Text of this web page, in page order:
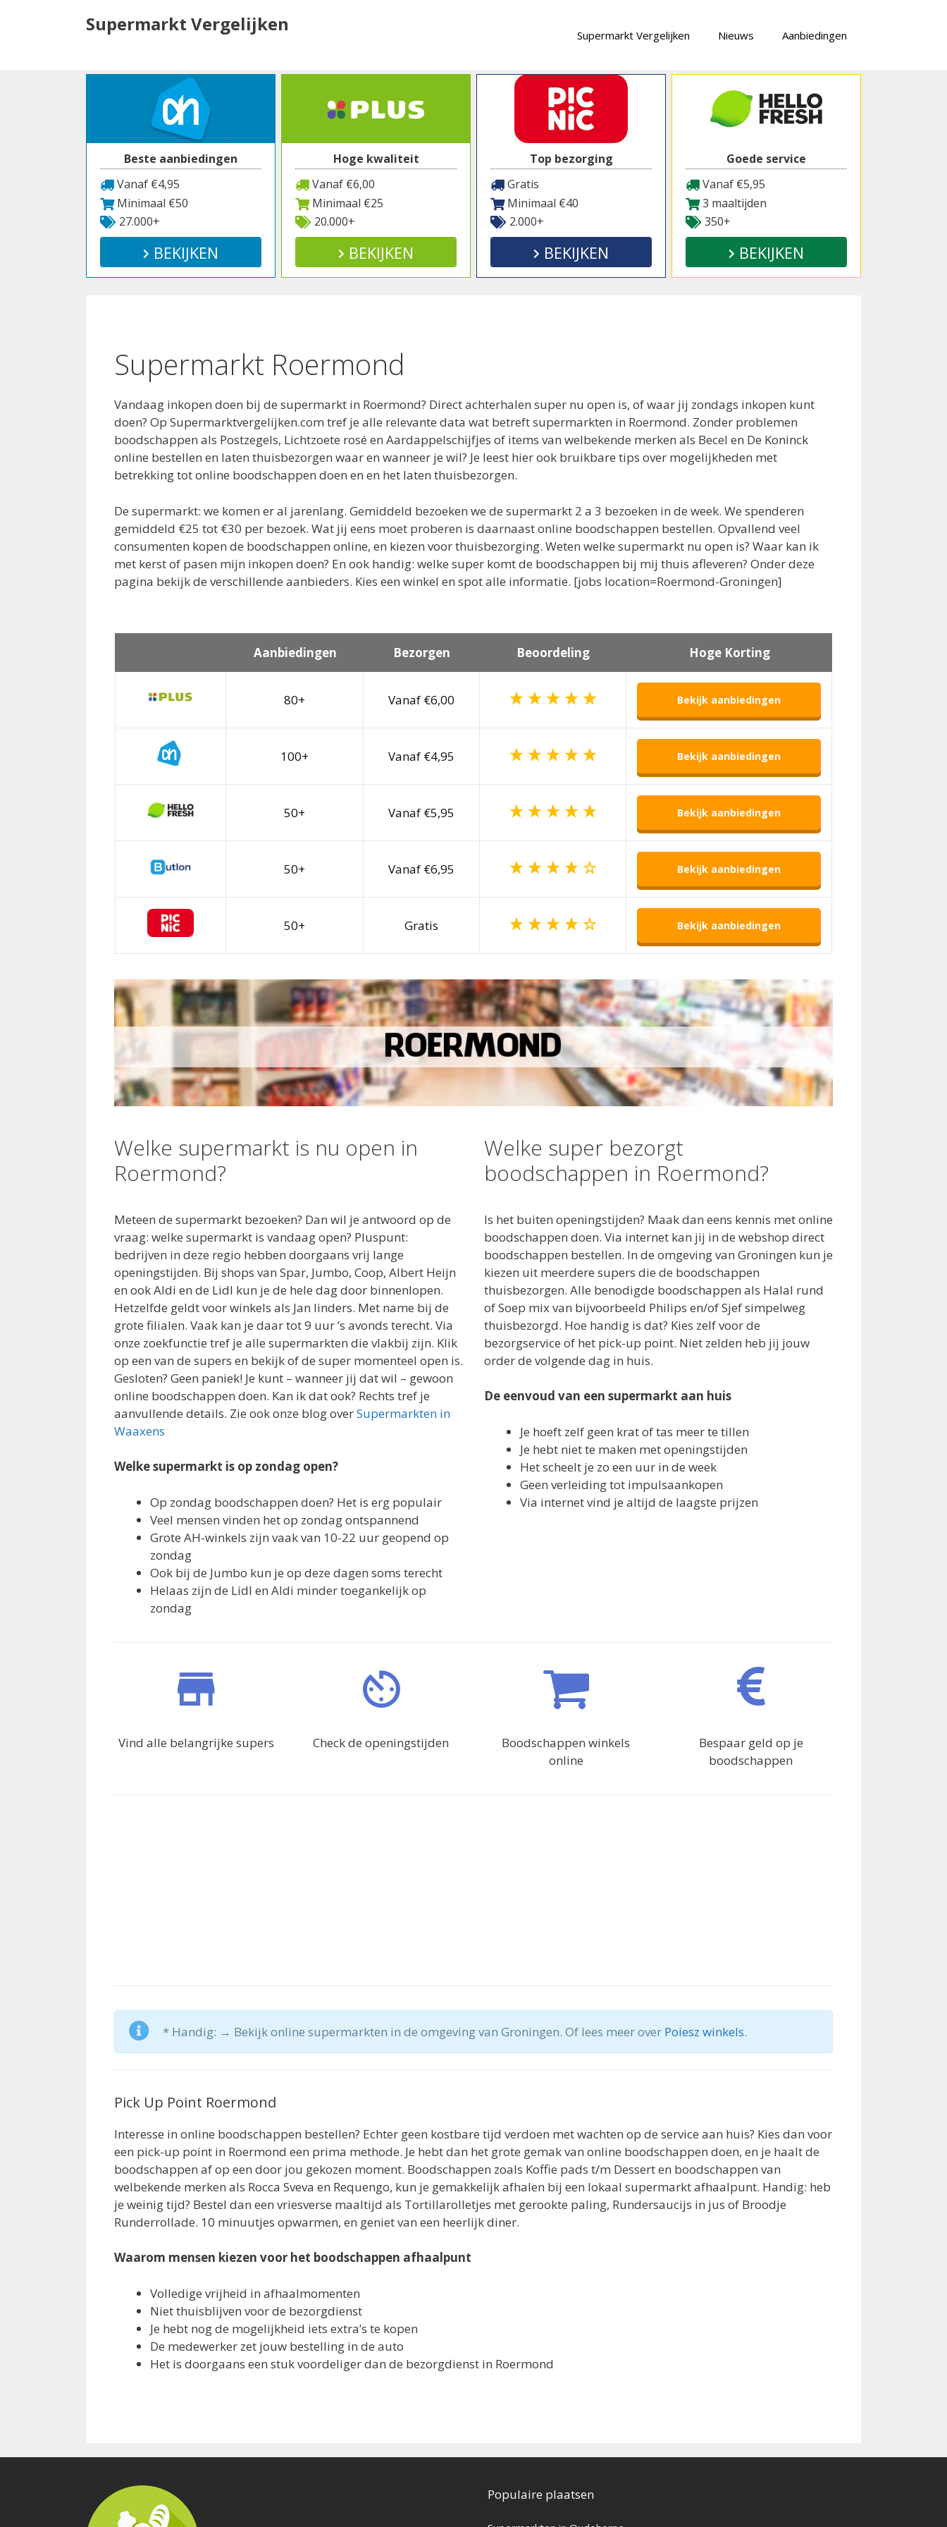
Supermarkt Vergelijken Supermarkt Vergelijken Nieuws Aanbiedingen
Beste aanbiedingen
Vanaf €4,95
Minimaal €50
27.000+
BEKIJKEN
Hoge kwaliteit
Vanaf €6,00
Minimaal €25
20.000+
BEKIJKEN
Top bezorging
Gratis
Minimaal €40
2.000+
BEKIJKEN
Goede service
Vanaf €5,95
3 maaltijden
350+
BEKIJKEN
Supermarkt Roermond
Vandaag inkopen doen bij de supermarkt in Roermond? Direct achterhalen super nu open is, of waar jij zondags inkopen kunt
doen? Op Supermarktvergelijken.com tref je alle relevante data wat betreft supermarkten in Roermond. Zonder problemen
boodschappen als Postzegels, Lichtzoete rosé en Aardappelschijfjes of items van welbekende merken als Becel en De Koninck
online bestellen en laten thuisbezorgen waar en wanneer je wil? Je leest hier ook bruikbare tips over mogelijkheden met
betrekking tot online boodschappen doen en en het laten thuisbezorgen.
De supermarkt: we komen er al jarenlang. Gemiddeld bezoeken we de supermarkt 2 a 3 bezoeken in de week. We spenderen
gemiddeld €25 tot €30 per bezoek. Wat jij eens moet proberen is daarnaast online boodschappen bestellen. Opvallend veel
consumenten kopen de boodschappen online, en kiezen voor thuisbezorging. Weten welke supermarkt nu open is? Waar kan ik
met kerst of pasen mijn inkopen doen? En ook handig: welke super komt de boodschappen bij mij thuis afleveren? Onder deze
pagina bekijk de verschillende aanbieders. Kies een winkel en spot alle informatie. [jobs location=Roermond-Groningen]
Aanbiedingen Bezorgen Beoordeling Hoge Korting
80+ Vanaf €6,00 Bekijk aanbiedingen
100+ Vanaf €4,95 Bekijk aanbiedingen
50+ Vanaf €5,95 Bekijk aanbiedingen
50+ Vanaf €6,95 Bekijk aanbiedingen
50+ Gratis Bekijk aanbiedingen
Welke supermarkt is nu open in
Roermond?
Meteen de supermarkt bezoeken? Dan wil je antwoord op de
vraag: welke supermarkt is vandaag open? Pluspunt:
bedrijven in deze regio hebben doorgaans vrij lange
openingstijden. Bij shops van Spar, Jumbo, Coop, Albert Heijn
en ook Aldi en de Lidl kun je de hele dag door binnenlopen.
Hetzelfde geldt voor winkels als Jan linders. Met name bij de
grote filialen. Vaak kan je daar tot 9 uur ’s avonds terecht. Via
onze zoekfunctie tref je alle supermarkten die vlakbij zijn. Klik
op een van de supers en bekijk of de super momenteel open is.
Gesloten? Geen paniek! Je kunt – wanneer jij dat wil – gewoon
online boodschappen doen. Kan ik dat ook? Rechts tref je
aanvullende details. Zie ook onze blog overSupermarkten in
Waaxens
Welke supermarkt is op zondag open?
Op zondag boodschappen doen? Het is erg populair
Veel mensen vinden het op zondag ontspannend
Grote AH-winkels zijn vaak van 10-22 uur geopend op
zondag
Ook bij de Jumbo kun je op deze dagen soms terecht
Helaas zijn de Lidl en Aldi minder toegankelijk op
zondag
Welke super bezorgt
boodschappen in Roermond?
Is het buiten openingstijden? Maak dan eens kennis met online
boodschappen doen. Via internet kan jij in de webshop direct
boodschappen bestellen. In de omgeving van Groningen kun je
kiezen uit meerdere supers die de boodschappen
thuisbezorgen. Alle benodigde boodschappen als Halal rund
of Soep mix van bijvoorbeeld Philips en/of Sjef simpelweg
thuisbezorgd. Hoe handig is dat? Kies zelf voor de
bezorgservice of het pick-up point. Niet zelden heb jij jouw
order de volgende dag in huis.
De eenvoud van een supermarkt aan huis
Je hoeft zelf geen krat of tas meer te tillen
Je hebt niet te maken met openingstijden
Het scheelt je zo een uur in de week
Geen verleiding tot impulsaankopen
Via internet vind je altijd de laagste prijzen
Vind alle belangrijke supers Check de openingstijden
Boodschappen winkels
online
Bespaar geld op je
boodschappen
* Handig: → Bekijk online supermarkten in de omgeving van Groningen. Of lees meer over Poiesz winkels.
Pick Up Point Roermond
Interesse in online boodschappen bestellen? Echter geen kostbare tijd verdoen met wachten op de service aan huis? Kies dan voor
een pick-up point in Roermond een prima methode. Je hebt dan het grote gemak van online boodschappen doen, en je haalt de
boodschappen af op een door jou gekozen moment. Boodschappen zoals Koffie pads t/m Dessert en boodschappen van
welbekende merken als Rocca Sveva en Requengo, kun je gemakkelijk afhalen bij een lokaal supermarkt afhaalpunt. Handig: heb
je weinig tijd? Bestel dan een vriesverse maaltijd als Tortillarolletjes met gerookte paling, Rundersaucijs in jus of Broodje
Runderrollade. 10 minuutjes opwarmen, en geniet van een heerlijk diner.
Waarom mensen kiezen voor het boodschappen afhaalpunt
Volledige vrijheid in afhaalmomenten
Niet thuisblijven voor de bezorgdienst
Je hebt nog de mogelijkheid iets extra’s te kopen
De medewerker zet jouw bestelling in de auto
Het is doorgaans een stuk voordeliger dan de bezorgdienst in Roermond
Populaire plaatsen